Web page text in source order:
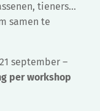
tieners…
samen te
september –
per workshop